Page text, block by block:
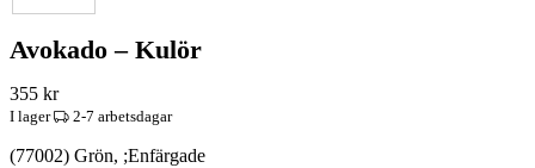
Avokado – Kulör
355 kr
I lager 2-7 arbetsdagar
(77002) Grön, ;Enfärgade